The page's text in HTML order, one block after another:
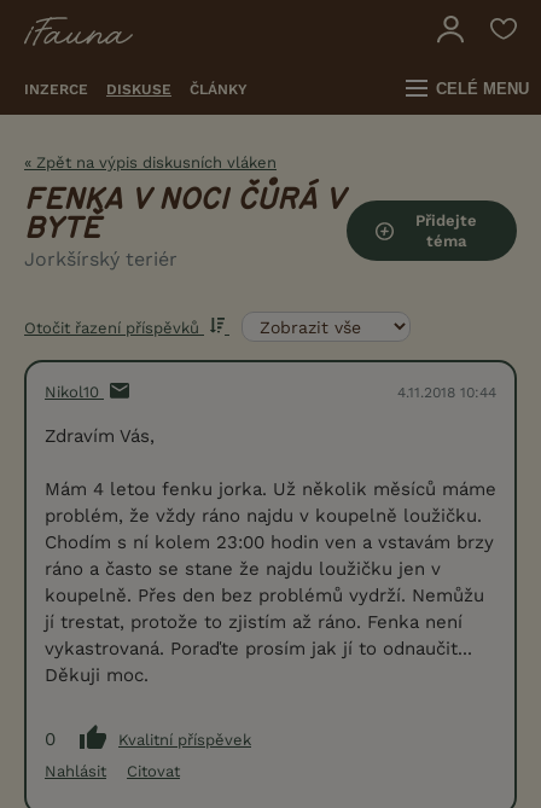
INZERCE DISKUSE ČLÁNKY CELÉ MENU
« Zpět na výpis diskusních vláken
FENKA V NOCI ČŮRÁ V
BYTĚ
Jorkšírský teriér
Přidejte
téma
Otočit řazení příspěvků
Nikol10 4.11.2018 10:44
Zdravím Vás,
Mám 4 letou fenku jorka. Už několik měsíců máme
problém, že vždy ráno najdu v koupelně loužičku.
Chodím s ní kolem 23:00 hodin ven a vstavám brzy
ráno a často se stane že najdu loužičku jen v
koupelně. Přes den bez problémů vydrží. Nemůžu
jí trestat, protože to zjistím až ráno. Fenka není
vykastrovaná. Poraďte prosím jak jí to odnaučit...
Děkuji moc.
0
Kvalitní příspěvek
Nahlásit
Citovat